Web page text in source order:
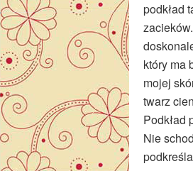
podkład
który ma
mojej
twarz
Podkład
Nie